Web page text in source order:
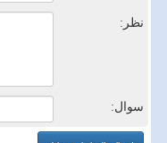
نظر:
سوال: